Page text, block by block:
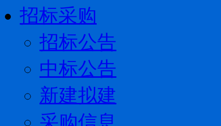
招标采购
招标公告
中标公告
新建拟建